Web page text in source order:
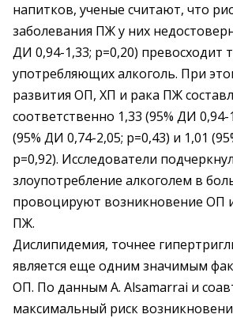
напитков, ученые считают, что
заболевания ПЖ у них
ДИ 0,94-1,33; р=0,20) превосходит
употребляющих алкоголь. При
развития ОП, ХП и рака ПЖ
соответственно 1,33 (95% ДИ 0,94-
(95% ДИ 0,74-2,05; р=0,43) и 1,01
р=0,92). Исследователи
злоупотребление алкоголем в
провоцируют возникновение ОП
ПЖ.
Дислипидемия, точнее
является еще одним значимым
ОП. По данным А. Alsamarrai и
максимальный риск